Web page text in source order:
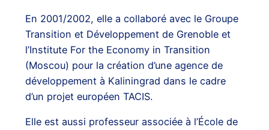
En 2001/2002, elle a collaboré avec le Groupe
Transition et Développement de Grenoble et
l’Institute For the Economy in Transition
(Moscou) pour la création d’une agence de
développement à Kaliningrad dans le cadre
d’un projet européen TACIS.
Elle est aussi professeur associée à l’École de